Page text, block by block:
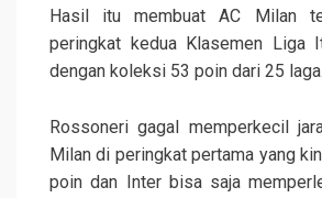
Hasil itu membuat AC Milan
peringkat kedua Klasemen Liga
dengan koleksi 53 poin dari 25 laga.
Rossoneri gagal memperkecil
Milan di peringkat pertama yang
poin dan Inter bisa saja